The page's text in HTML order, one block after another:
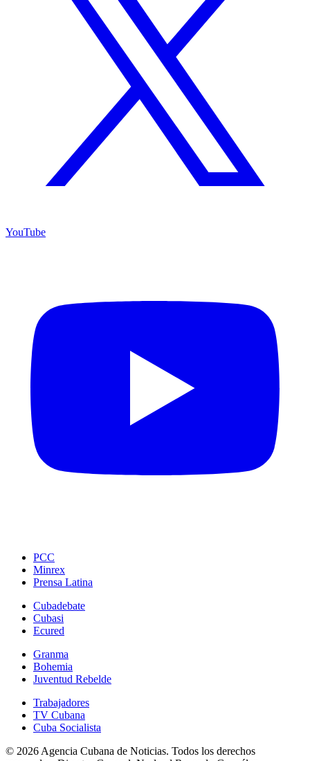
YouTube
PCC
Minrex
Prensa Latina
Cubadebate
Cubasi
Ecured
Granma
Bohemia
Juventud Rebelde
Trabajadores
TV Cubana
Cuba Socialista
© 2026 Agencia Cubana de Noticias. Todos los derechos